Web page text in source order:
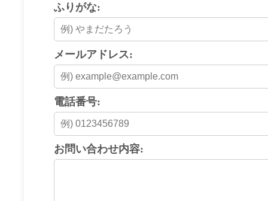
ふりがな:
メールアドレス:
電話番号:
お問い合わせ内容: